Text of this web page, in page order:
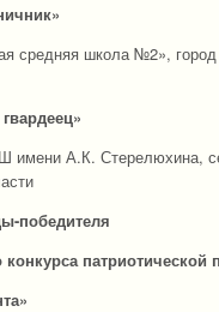
средняя школа №2»,
гвардеец»
А.К. Стерелюхина,
победителя
патриотической